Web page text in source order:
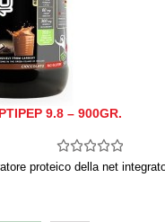
9.8 – 900GR.
proteico della net